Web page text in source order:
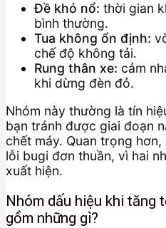
Đề khó nổ: thời gian
bình thường.
Tua không ổn định:
chế độ không tải.
Rung thân xe: cảm
khi dừng đèn đỏ.
Nhóm này thường là tín
bạn tránh được giai đoạn
chết máy. Quan trọng
lỗi bugi đơn thuần, vì hai
xuất hiện.
Nhóm dấu hiệu khi tăng
gồm những gì?